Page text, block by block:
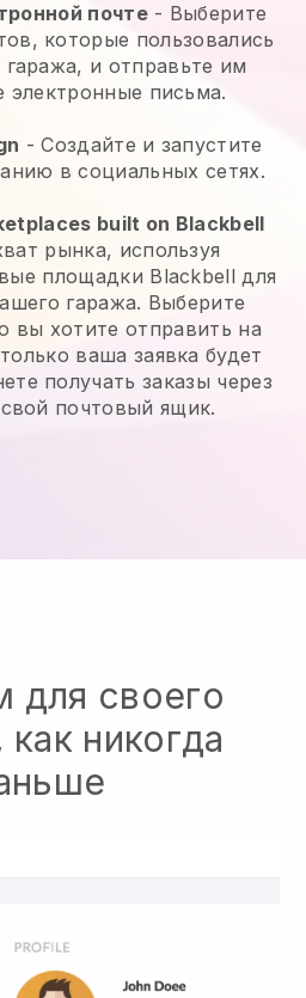
почте- Выберите
которые пользовались
и отправьте им
электронные письма.
- Создайте и запустите
в социальных сетях.
built on Blackbell
рынка, используя
площадки Blackbell для
гаража. Выберите
вы хотите отправить на
ваша заявка будет
получать заказы через
почтовый ящик.
для своего
как никогда